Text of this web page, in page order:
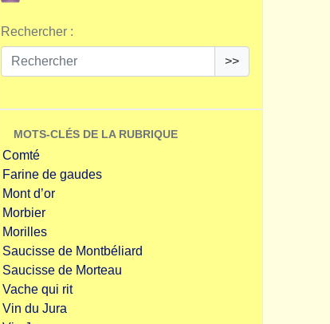
Rechercher :
>>
MOTS-CLÉS DE LA RUBRIQUE
Comté
Farine de gaudes
Mont d’or
Morbier
Morilles
Saucisse de Montbéliard
Saucisse de Morteau
Vache qui rit
Vin du Jura